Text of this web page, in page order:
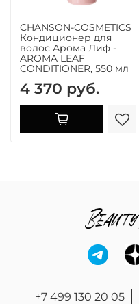
CHANSON-COSMETICS
Кондиционер для
волос Арома Лиф -
AROMA LEAF
CONDITIONER, 550 мл
4 370 руб.
+7 499 130 20 05